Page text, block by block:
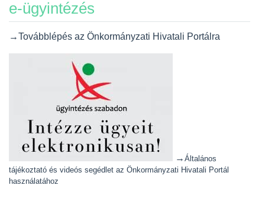
e-ügyintézés
→Továbblépés az Önkormányzati Hivatali Portálra
→ Általános
tájékoztató és videós segédlet az Önkormányzati Hivatali Portál
használatához